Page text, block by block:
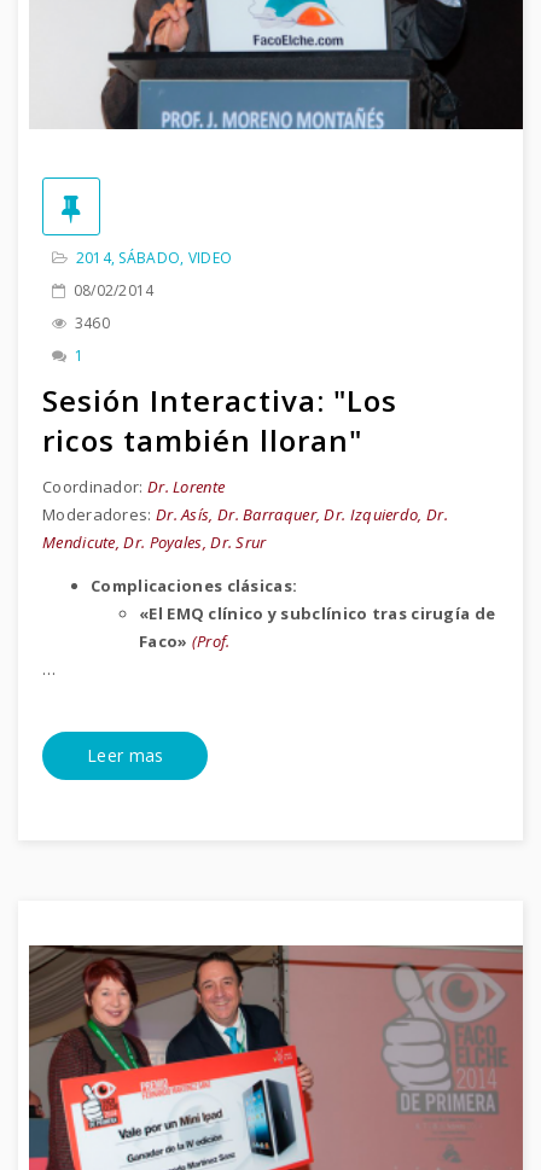
2014, SÁBADO, VIDEO
08/02/2014
3460
1
Sesión Interactiva: "Los
ricos también lloran"
Coordinador: Dr. Lorente
Moderadores: Dr. Asís, Dr. Barraquer, Dr. Izquierdo, Dr.
Mendicute, Dr. Poyales, Dr. Srur
Complicaciones clásicas:
«El EMQ clínico y subclínico tras cirugía de
Faco» (Prof.
…
Leer mas